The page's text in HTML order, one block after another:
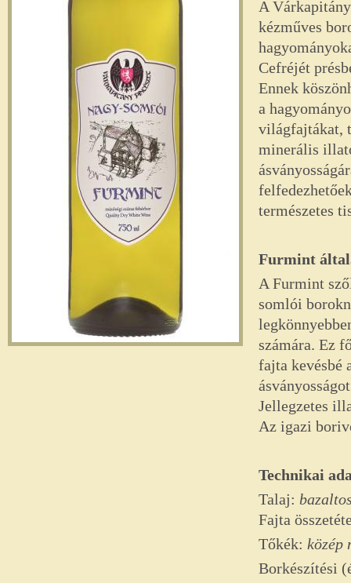
A
kézműves
Cefréjét
Ennek
a
világfajtákat,
minerális
természetes
Furmint
A Furmint
somlói
számára. Ez
fajta kevésbé
Jellegzetes
Az igazi
Technikai
Talaj:
Fajta
Tőkék: közép
Borkészítési